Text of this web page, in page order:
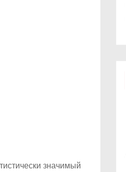
значимый